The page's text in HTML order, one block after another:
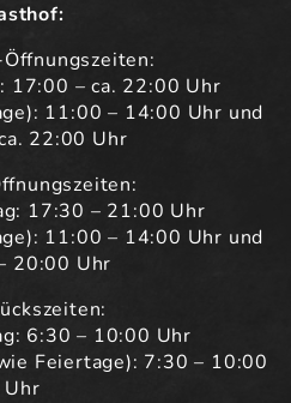
17:00 – ca. 22:00 Uhr
11:00 – 14:00 Uhr und
22:00 Uhr
17:30 – 21:00 Uhr
11:00 – 14:00 Uhr und
20:00 Uhr
6:30 – 10:00 Uhr
Feiertage): 7:30 – 10:00
Uhr